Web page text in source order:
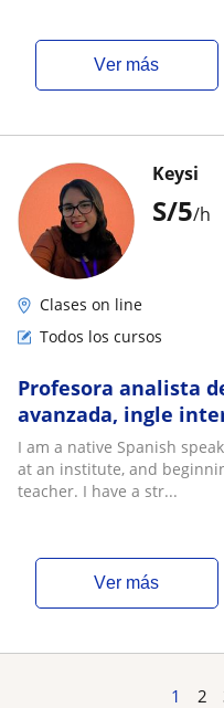
ver más
S/5/h
Keysi
Clases on line
Todos los cursos
Profesora analista
avanzada, ingle
I am a native Spanish
at an institute, and
teacher. I have a str...
ver más
1 2